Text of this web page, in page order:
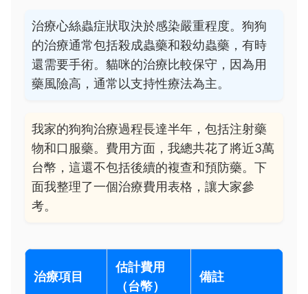
治療心絲蟲症狀取決於感染嚴重程度。狗狗
的治療通常包括殺成蟲藥和殺幼蟲藥，有時
還需要手術。貓咪的治療比較保守，因為用
藥風險高，通常以支持性療法為主。
我家的狗狗治療過程長達半年，包括注射藥
物和口服藥。費用方面，我總共花了將近3萬
台幣，這還不包括後續的複查和預防藥。下
面我整理了一個治療費用表格，讓大家參
考。
治療項目
估計費用
（台幣）
備註